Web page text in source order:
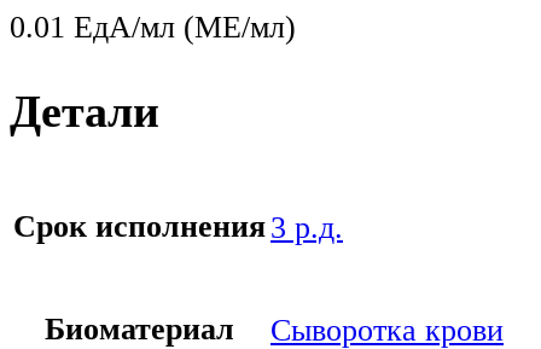
0.01 ЕдА/мл (МЕ/мл)
Детали
Срок исполнения3 р.д.
Биоматериал Сыворотка крови